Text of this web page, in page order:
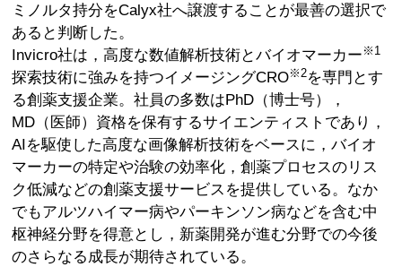
ミノルタ持分をCalyx社へ譲渡することが最善の選択で
あると判断した。
Invicro社は，高度な数値解析技術とバイオマーカー ※1
探索技術に強みを持つイメージングCRO※2を専門とす
る創薬支援企業。社員の多数はPhD（博士号），
MD（医師）資格を保有するサイエンティストであり，
AIを駆使した高度な画像解析技術をベースに，バイオ
マーカーの特定や治験の効率化，創薬プロセスのリス
ク低減などの創薬支援サービスを提供している。なか
でもアルツハイマー病やパーキンソン病などを含む中
枢神経分野を得意とし，新薬開発が進む分野での今後
のさらなる成長が期待されている。